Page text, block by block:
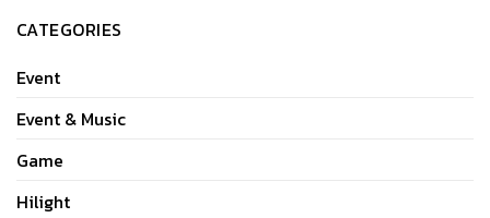
CATEGORIES
Event
Event & Music
Game
Hilight